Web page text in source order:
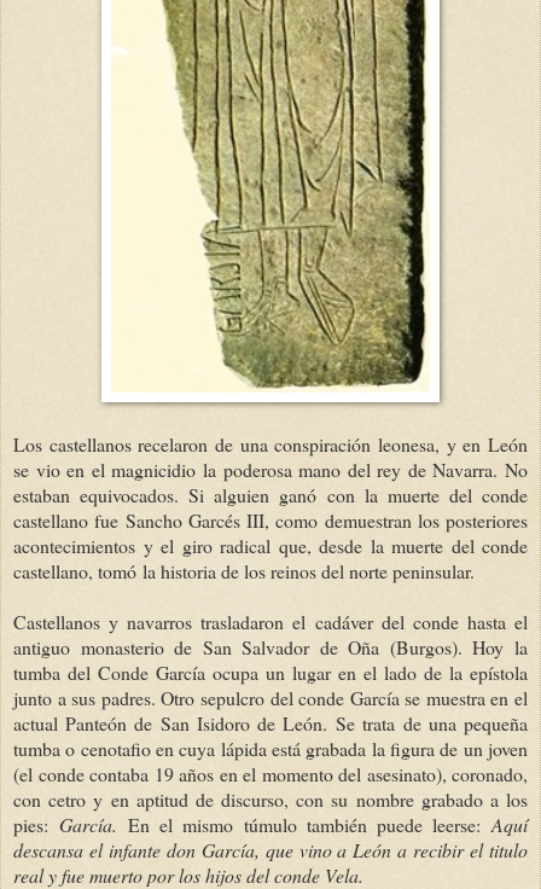
Los castellanos recelaron de una conspiración leonesa, y en León
se vio en el magnicidio la poderosa mano del rey de Navarra. No
estaban equivocados. Si alguien ganó con la muerte del conde
castellano fue Sancho Garcés III, como demuestran los posteriores
acontecimientos y el giro radical que, desde la muerte del conde
castellano, tomó la historia de los reinos del norte peninsular.
Castellanos y navarros trasladaron el cadáver del conde hasta el
antiguo monasterio de San Salvador de Oña (Burgos). Hoy la
tumba del Conde García ocupa un lugar en el lado de la epístola
junto a sus padres. Otro sepulcro del conde García se muestra en el
actual Panteón de San Isidoro de León. Se trata de una pequeña
tumba o cenotafio en cuya lápida está grabada la figura de un joven
(el conde contaba 19 años en el momento del asesinato), coronado,
con cetro y en aptitud de discurso, con su nombre grabado a los
pies: García. En el mismo túmulo también puede leerse: Aquí
descansa el infante don García, que vino a León a recibir el titulo
real y fue muerto por los hijos del conde Vela.